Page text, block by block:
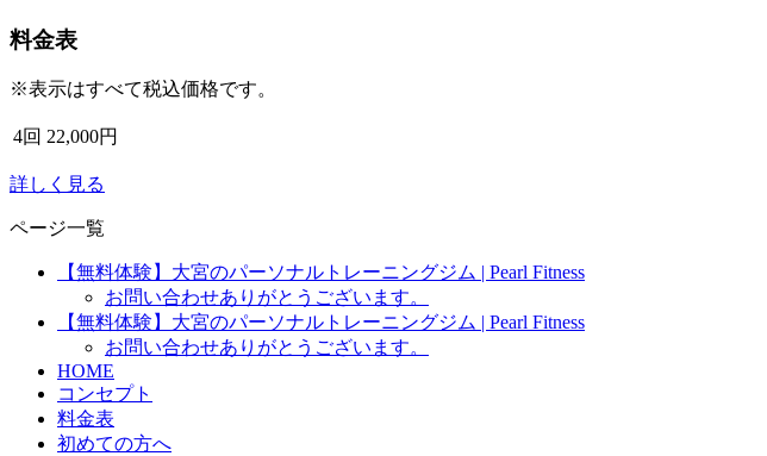
料金表
※表示はすべて税込価格です。
4回 22,000円
詳しく見る
ページ一覧
【無料体験】大宮のパーソナルトレーニングジム | Pearl Fitness
お問い合わせありがとうございます。
【無料体験】大宮のパーソナルトレーニングジム | Pearl Fitness
お問い合わせありがとうございます。
HOME
コンセプト
料金表
初めての方へ